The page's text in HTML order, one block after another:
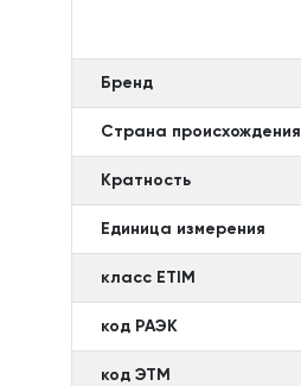
Бренд
Страна происхождения
Кратность
Единица измерения
класс ETIM
код РАЭК
код ЭТМ